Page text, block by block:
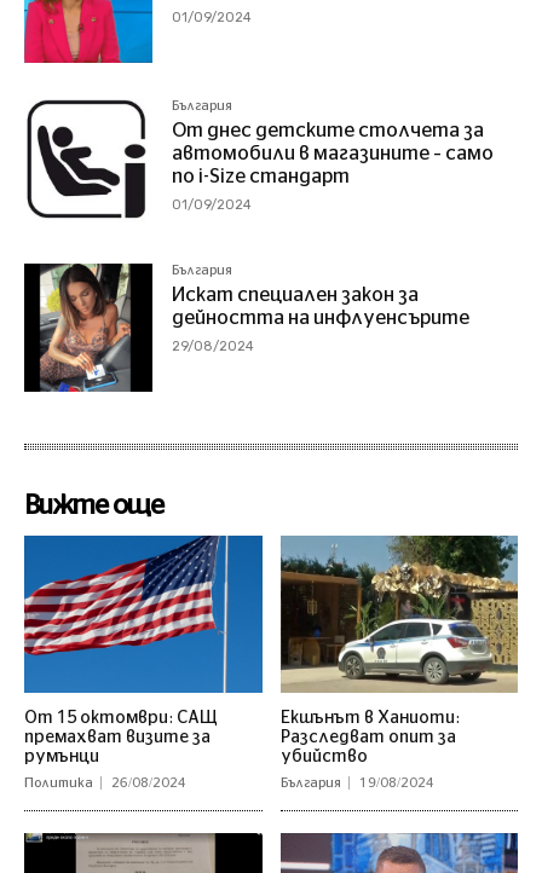
01/09/2024
България
От днес детските столчета за
автомобили в магазините – само
по i-Size стандарт
01/09/2024
България
Искат специален закон за
дейността на инфлуенсърите
29/08/2024
Вижте още
От 15 октомври: САЩ
премахват визите за
румънци
Политика 26/08/2024
Екшънът в Ханиоти:
Разследват опит за
убийство
България 19/08/2024